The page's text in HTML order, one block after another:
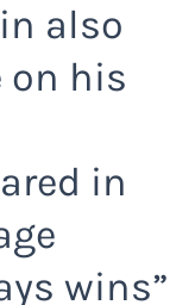
also
on his
in
wins”